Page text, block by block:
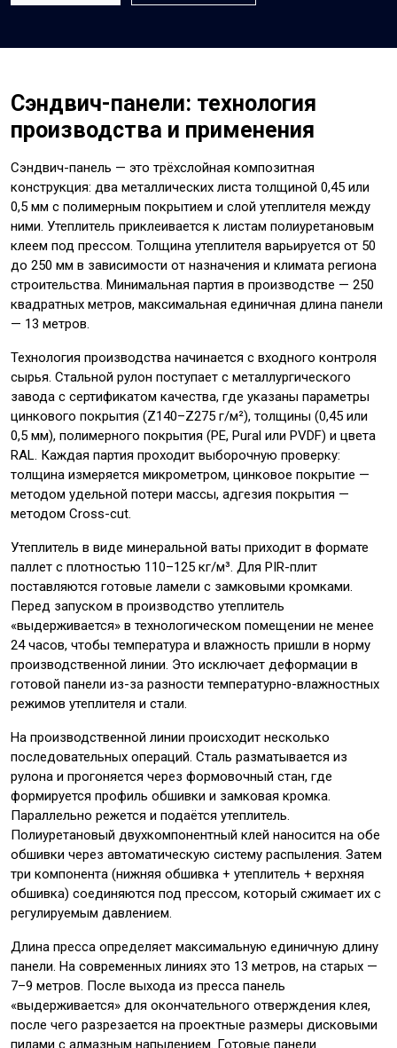
Сэндвич-панели: технология
производства и применения
Сэндвич-панель — это трёхслойная композитная
конструкция: два металлических листа толщиной 0,45 или
0,5 мм с полимерным покрытием и слой утеплителя между
ними. Утеплитель приклеивается к листам полиуретановым
клеем под прессом. Толщина утеплителя варьируется от 50
до 250 мм в зависимости от назначения и климата региона
строительства. Минимальная партия в производстве — 250
квадратных метров, максимальная единичная длина панели
— 13 метров.
Технология производства начинается с входного контроля
сырья. Стальной рулон поступает с металлургического
завода с сертификатом качества, где указаны параметры
цинкового покрытия (Z140–Z275 г/м²), толщины (0,45 или
0,5 мм), полимерного покрытия (PE, Pural или PVDF) и цвета
RAL. Каждая партия проходит выборочную проверку:
толщина измеряется микрометром, цинковое покрытие —
методом удельной потери массы, адгезия покрытия —
методом Cross-cut.
Утеплитель в виде минеральной ваты приходит в формате
паллет с плотностью 110–125 кг/м³. Для PIR-плит
поставляются готовые ламели с замковыми кромками.
Перед запуском в производство утеплитель
«выдерживается» в технологическом помещении не менее
24 часов, чтобы температура и влажность пришли в норму
производственной линии. Это исключает деформации в
готовой панели из-за разности температурно-влажностных
режимов утеплителя и стали.
На производственной линии происходит несколько
последовательных операций. Сталь разматывается из
рулона и прогоняется через формовочный стан, где
формируется профиль обшивки и замковая кромка.
Параллельно режется и подаётся утеплитель.
Полиуретановый двухкомпонентный клей наносится на обе
обшивки через автоматическую систему распыления. Затем
три компонента (нижняя обшивка + утеплитель + верхняя
обшивка) соединяются под прессом, который сжимает их с
регулируемым давлением.
Длина пресса определяет максимальную единичную длину
панели. На современных линиях это 13 метров, на старых —
7–9 метров. После выхода из пресса панель
«выдерживается» для окончательного отверждения клея,
после чего разрезается на проектные размеры дисковыми
пилами с алмазным напылением. Готовые панели